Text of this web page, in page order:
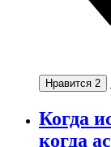
Нравится 2
Когда
когда